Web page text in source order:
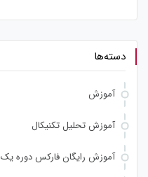
دسته‌ها
آموزش
آموزش تحلیل تکنیکال
آموزش رایگان فارکس دوره یک